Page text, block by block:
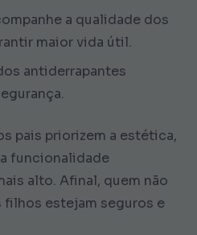
a qualidade dos
maior vida útil.
antiderrapantes
pais priorizem a estética,
funcionalidade
alto. Afinal, quem não
filhos estejam seguros e